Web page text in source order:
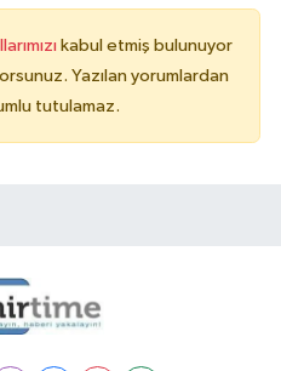
kabul etmiş bulunuyor
Yazılan yorumlardan
tutulamaz.